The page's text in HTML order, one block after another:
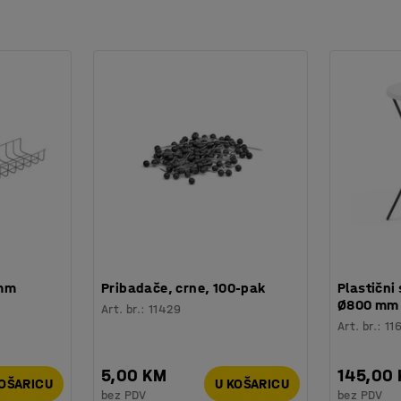
da se dvije verzije mogu postaviti jedna
Pribadače, crne, 100-pak
Art. br.:11429
5,00 KM
bez PDV
U KOŠARICU
Plastični
Ø800 mm
Art. br.:
145,00
bez PDV